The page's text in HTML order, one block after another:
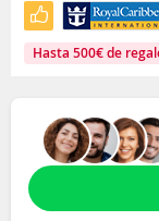
Hasta 500€de